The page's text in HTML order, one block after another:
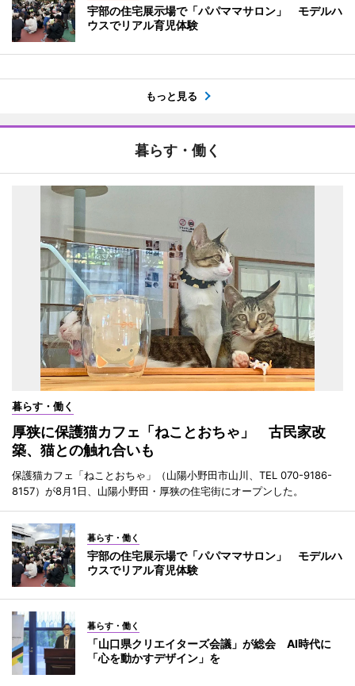
宇部の住宅展示場で「パパママサロン」 モデルハ
ウスでリアル育児体験
もっと見る
暮らす・働く
暮らす・働く
厚狭に保護猫カフェ「ねことおちゃ」 古民家改
築、猫との触れ合いも
保護猫カフェ「ねことおちゃ」（山陽小野田市山川、TEL 070-9186-
8157）が8月1日、山陽小野田・厚狭の住宅街にオープンした。
暮らす・働く
宇部の住宅展示場で「パパママサロン」 モデルハ
ウスでリアル育児体験
暮らす・働く
「山口県クリエイターズ会議」が総会 AI時代に
「心を動かすデザイン」を